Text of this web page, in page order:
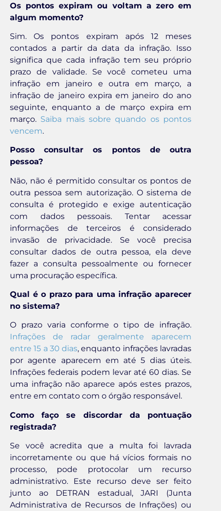
Os pontos expiram ou voltam a zero em
algum momento?
Sim. Os pontos expiram após 12 meses
contados a partir da data da infração. Isso
significa que cada infração tem seu próprio
prazo de validade. Se você cometeu uma
infração em janeiro e outra em março, a
infração de janeiro expira em janeiro do ano
seguinte, enquanto a de março expira em
março. Saiba mais sobre quando os pontos
vencem.
Posso consultar os pontos de outra
pessoa?
Não, não é permitido consultar os pontos de
outra pessoa sem autorização. O sistema de
consulta é protegido e exige autenticação
com dados pessoais. Tentar acessar
informações de terceiros é considerado
invasão de privacidade. Se você precisa
consultar dados de outra pessoa, ela deve
fazer a consulta pessoalmente ou fornecer
uma procuração específica.
Qual é o prazo para uma infração aparecer
no sistema?
O prazo varia conforme o tipo de infração.
Infrações de radar geralmente aparecem
entre 15 a 30 dias, enquanto infrações lavradas
por agente aparecem em até 5 dias úteis.
Infrações federais podem levar até 60 dias. Se
uma infração não aparece após estes prazos,
entre em contato com o órgão responsável.
Como faço se discordar da pontuação
registrada?
Se você acredita que a multa foi lavrada
incorretamente ou que há vícios formais no
processo, pode protocolar um recurso
administrativo. Este recurso deve ser feito
junto ao DETRAN estadual, JARI (Junta
Administrativa de Recursos de Infrações) ou